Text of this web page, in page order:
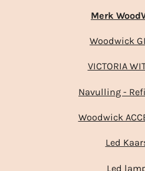
Merk
Woodwick
VICTORIA
Navulling -
Woodwick
Led
Led